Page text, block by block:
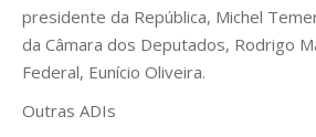
presidente da República, Michel
da Câmara dos Deputados, Rodrigo
Federal, Eunício Oliveira.
Outras ADIs